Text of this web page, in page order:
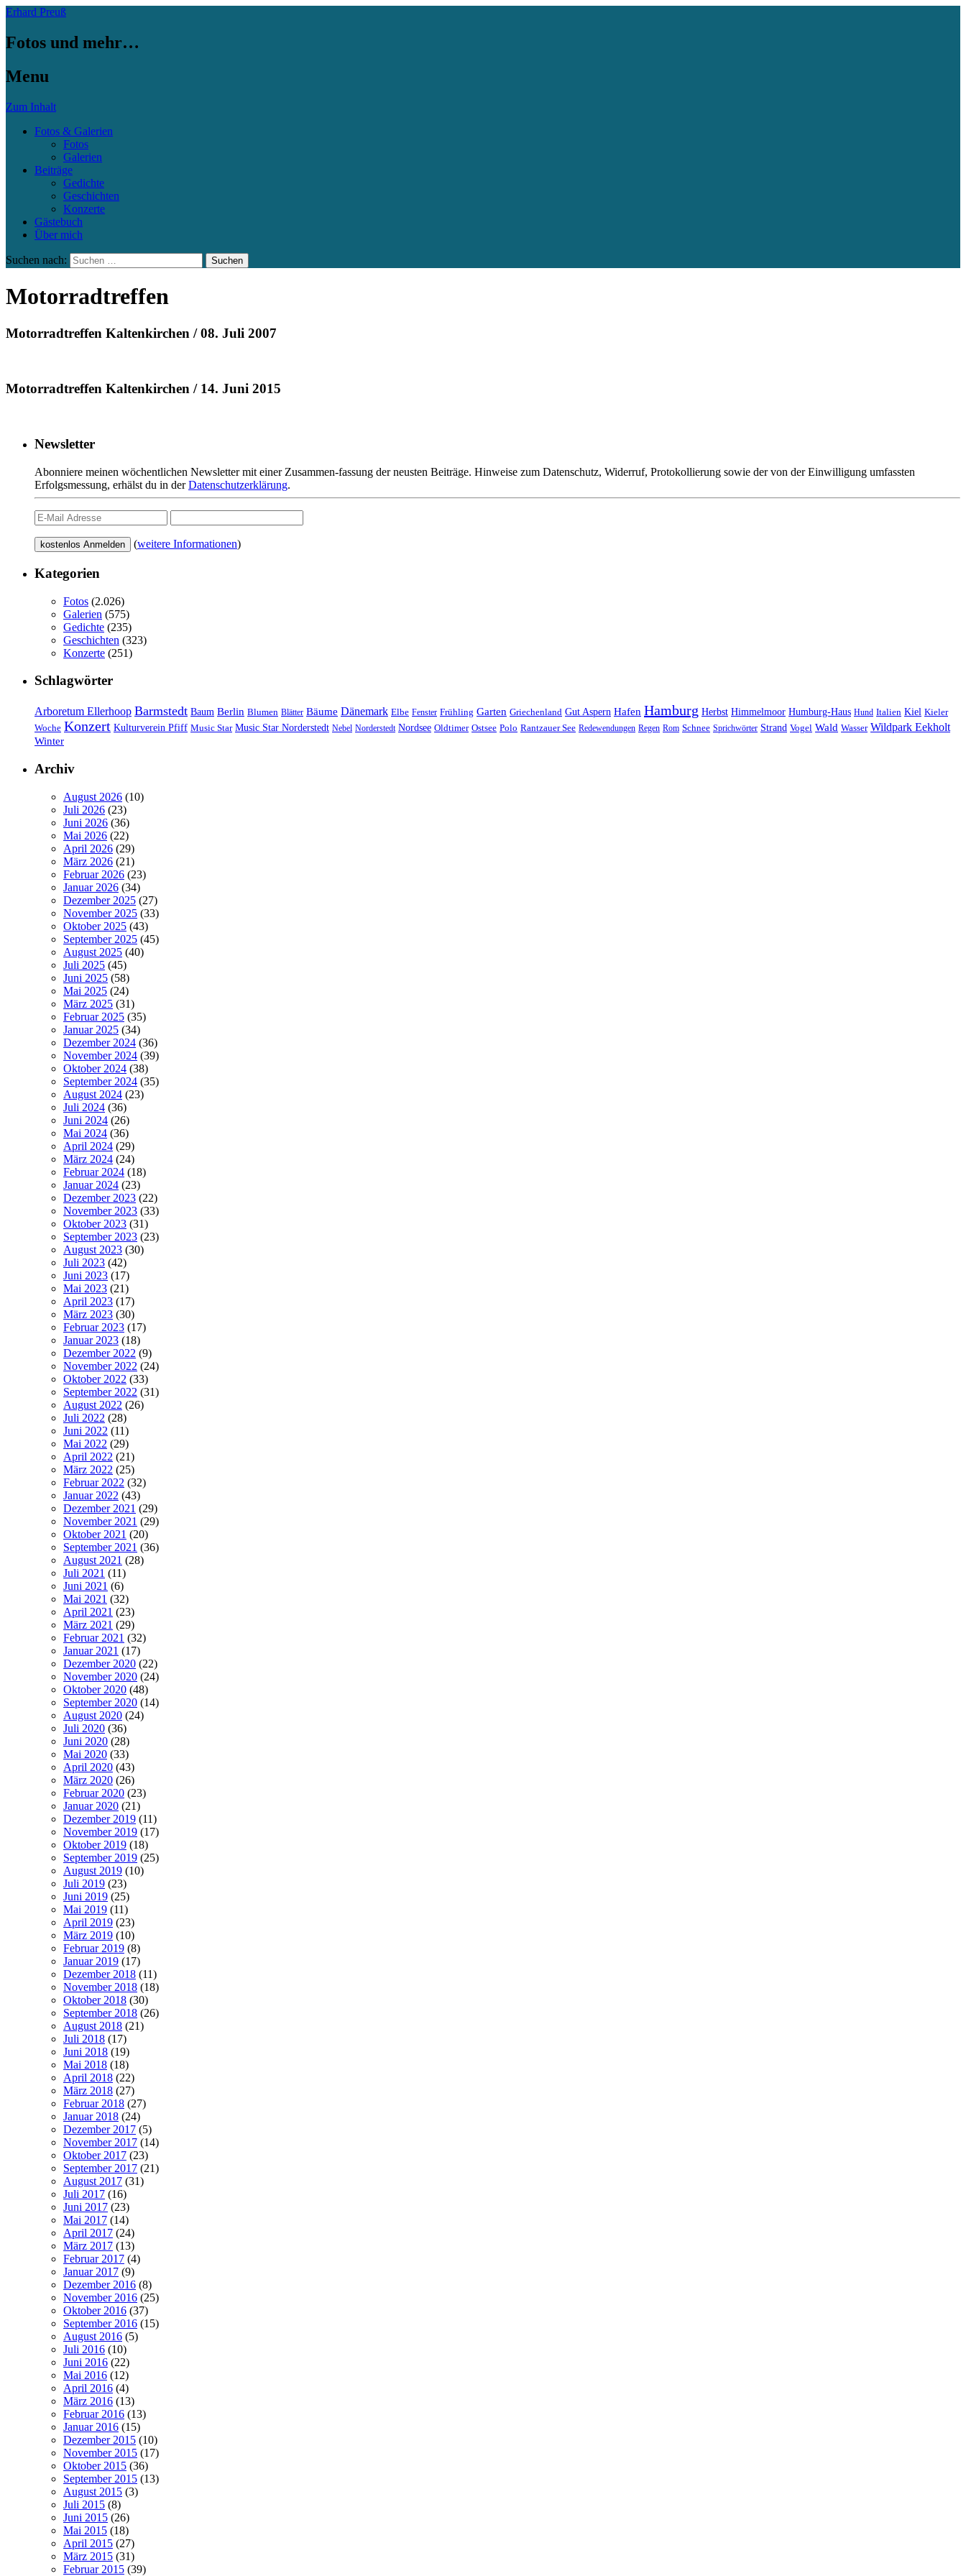
Erhard Preuß
Fotos und mehr…
Menu
Zum Inhalt
Fotos & Galerien
Fotos
Galerien
Beiträge
Gedichte
Geschichten
Konzerte
Gästebuch
Über mich
Suchen nach:
Motorradtreffen
Motorradtreffen Kaltenkirchen / 08. Juli 2007
Motorradtreffen Kaltenkirchen / 14. Juni 2015
Newsletter
Abonniere meinen wöchentlichen Newsletter mit einer Zusammen-fassung der neusten Beiträge. Hinweise zum Datenschutz, Widerruf, Protokollierung sowie der von der Einwilligung umfassten
Erfolgsmessung, erhälst du in derDatenschutzerklärung.
(weitere Informationen)
Kategorien
Fotos (2.026)
Galerien (575)
Gedichte (235)
Geschichten (323)
Konzerte (251)
Schlagwörter
Arboretum Ellerhoop Barmstedt Baum Berlin Blumen Blätter Bäume Dänemark Elbe Fenster Frühling Garten Griechenland Gut Aspern Hafen Hamburg Herbst Himmelmoor Humburg-Haus Hund Italien Kiel Kieler
Woche Konzert Kulturverein Pfiff Music Star Music Star Norderstedt Nebel Norderstedt Nordsee Oldtimer Ostsee Polo Rantzauer See Redewendungen Regen Rom Schnee Sprichwörter Strand Vogel Wald Wasser Wildpark Eekholt
Winter
Archiv
August 2026 (10)
Juli 2026 (23)
Juni 2026 (36)
Mai 2026 (22)
April 2026 (29)
März 2026 (21)
Februar 2026 (23)
Januar 2026 (34)
Dezember 2025 (27)
November 2025 (33)
Oktober 2025 (43)
September 2025 (45)
August 2025 (40)
Juli 2025 (45)
Juni 2025 (58)
Mai 2025 (24)
März 2025 (31)
Februar 2025 (35)
Januar 2025 (34)
Dezember 2024 (36)
November 2024 (39)
Oktober 2024 (38)
September 2024 (35)
August 2024 (23)
Juli 2024 (36)
Juni 2024 (26)
Mai 2024 (36)
April 2024 (29)
März 2024 (24)
Februar 2024 (18)
Januar 2024 (23)
Dezember 2023 (22)
November 2023 (33)
Oktober 2023 (31)
September 2023 (23)
August 2023 (30)
Juli 2023 (42)
Juni 2023 (17)
Mai 2023 (21)
April 2023 (17)
März 2023 (30)
Februar 2023 (17)
Januar 2023 (18)
Dezember 2022 (9)
November 2022 (24)
Oktober 2022 (33)
September 2022 (31)
August 2022 (26)
Juli 2022 (28)
Juni 2022 (11)
Mai 2022 (29)
April 2022 (21)
März 2022 (25)
Februar 2022 (32)
Januar 2022 (43)
Dezember 2021 (29)
November 2021 (29)
Oktober 2021 (20)
September 2021 (36)
August 2021 (28)
Juli 2021 (11)
Juni 2021 (6)
Mai 2021 (32)
April 2021 (23)
März 2021 (29)
Februar 2021 (32)
Januar 2021 (17)
Dezember 2020 (22)
November 2020 (24)
Oktober 2020 (48)
September 2020 (14)
August 2020 (24)
Juli 2020 (36)
Juni 2020 (28)
Mai 2020 (33)
April 2020 (43)
März 2020 (26)
Februar 2020 (23)
Januar 2020 (21)
Dezember 2019 (11)
November 2019 (17)
Oktober 2019 (18)
September 2019 (25)
August 2019 (10)
Juli 2019 (23)
Juni 2019 (25)
Mai 2019 (11)
April 2019 (23)
März 2019 (10)
Februar 2019 (8)
Januar 2019 (17)
Dezember 2018 (11)
November 2018 (18)
Oktober 2018 (30)
September 2018 (26)
August 2018 (21)
Juli 2018 (17)
Juni 2018 (19)
Mai 2018 (18)
April 2018 (22)
März 2018 (27)
Februar 2018 (27)
Januar 2018 (24)
Dezember 2017 (5)
November 2017 (14)
Oktober 2017 (23)
September 2017 (21)
August 2017 (31)
Juli 2017 (16)
Juni 2017 (23)
Mai 2017 (14)
April 2017 (24)
März 2017 (13)
Februar 2017 (4)
Januar 2017 (9)
Dezember 2016 (8)
November 2016 (25)
Oktober 2016 (37)
September 2016 (15)
August 2016 (5)
Juli 2016 (10)
Juni 2016 (22)
Mai 2016 (12)
April 2016 (4)
März 2016 (13)
Februar 2016 (13)
Januar 2016 (15)
Dezember 2015 (10)
November 2015 (17)
Oktober 2015 (36)
September 2015 (13)
August 2015 (3)
Juli 2015 (8)
Juni 2015 (26)
Mai 2015 (18)
April 2015 (27)
März 2015 (31)
Februar 2015 (39)